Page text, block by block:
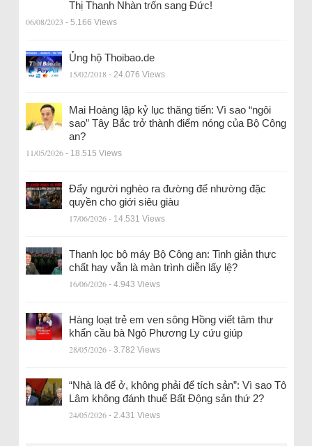
Thị Thanh Nhàn trốn sang Đức!
06/08/2023 - 5.166 Views
Ủng hộ Thoibao.de
15/02/2018 - 24.076 Views
Mai Hoàng lập kỷ lục thăng tiến: Vì sao “ngôi
sao” Tây Bắc trở thành điểm nóng của Bộ Công
an?
11/05/2026 - 18.515 Views
Đẩy người nghèo ra đường để nhường đặc
quyền cho giới siêu giàu
17/06/2026 - 14.531 Views
Thanh lọc bộ máy Bộ Công an: Tinh giản thực
chất hay vẫn là màn trình diễn lấy lệ?
16/06/2026 - 4.943 Views
Hàng loạt trẻ em ven sông Hồng viết tâm thư
khẩn cầu bà Ngô Phương Ly cứu giúp
28/05/2026 - 3.782 Views
“Nhà là để ở, không phải để tích sản”: Vì sao Tô
Lâm không đánh thuế Bất Động sản thứ 2?
24/05/2026 - 2.431 Views